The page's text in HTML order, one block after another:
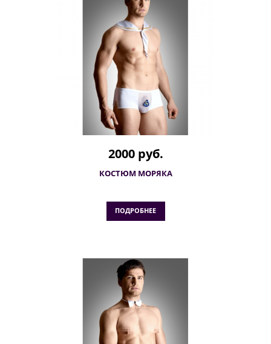
2000 руб.
КОСТЮМ МОРЯКА
ПОДРОБНЕЕ